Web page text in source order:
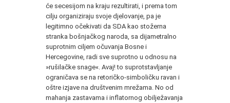
će secesijom na kraju rezultirati, i prema tom
cilju organiziraju svoje djelovanje, pa je
legitimno očekivati da SDA kao stožerna
stranka bošnjačkog naroda, sa dijametralno
suprotnim ciljem očuvanja Bosne i
Hercegovine, radi sve suprotno u odnosu na
»rušilačke snage«. Avaj! to suprotstavljanje
ograničava se na retoričko-simboličku ravan i
oštre izjave na društvenim mrežama. No od
mahanja zastavama i inflatornog obilježavanja